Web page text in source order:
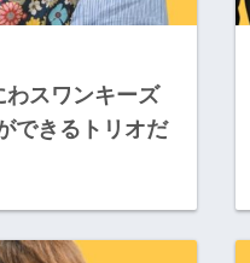
わスワンキーズ
できるトリオだ